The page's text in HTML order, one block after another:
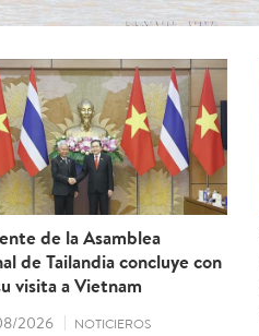
de la Asamblea
de Tailandia concluye con
visita a Vietnam
2026 NOTICIEROS